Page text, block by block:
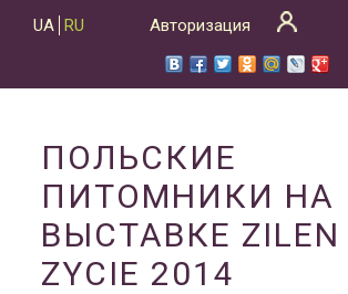
UA RU Авторизация
ПОЛЬСКИЕ
ПИТОМНИКИ НА
ВЫСТАВКЕ ZILEN
ZYCIE 2014